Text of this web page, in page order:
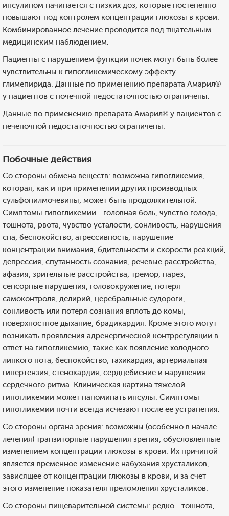
инсулином начинается с низких доз, которые постепенно
повышают под контролем концентрации глюкозы в крови.
Комбинированное лечение проводится под тщательным
медицинским наблюдением.
Пациенты с нарушением функции почек могут быть более
чувствительны к гипогликемическому эффекту
глимепирида. Данные по применению препарата Амарил®
у пациентов с почечной недостаточностью ограничены.
Данные по применению препарата Амарил® у пациентов с
печеночной недостаточностью ограничены.
Побочные действия
Со стороны обмена веществ: возможна гипогликемия,
которая, как и при применении других производных
сульфонилмочевины, может быть продолжительной.
Симптомы гипогликемии - головная боль, чувство голода,
тошнота, рвота, чувство усталости, сонливость, нарушения
сна, беспокойство, агрессивность, нарушение
концентрации внимания, бдительности и скорости реакций,
депрессия, спутанность сознания, речевые расстройства,
афазия, зрительные расстройства, тремор, парез,
сенсорные нарушения, головокружение, потеря
самоконтроля, делирий, церебральные судороги,
сонливость или потеря сознания вплоть до комы,
поверхностное дыхание, брадикардия. Кроме этого могут
возникать проявления адренергической контррегуляции в
ответ на гипогликемию, такие как появление холодного
липкого пота, беспокойство, тахикардия, артериальная
гипертензия, стенокардия, сердцебиение и нарушения
сердечного ритма. Клиническая картина тяжелой
гипогликемии может напоминать инсульт. Симптомы
гипогликемии почти всегда исчезают после ее устранения.
Со стороны органа зрения: возможны (особенно в начале
лечения) транзиторные нарушения зрения, обусловленные
изменением концентрации глюкозы в крови. Их причиной
является временное изменение набухания хрусталиков,
зависящее от концентрации глюкозы в крови, и за счет
этого изменение показателя преломления хрусталиков.
Со стороны пищеварительной системы: редко - тошнота,